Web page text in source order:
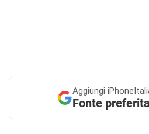
Aggiungi
Fonte